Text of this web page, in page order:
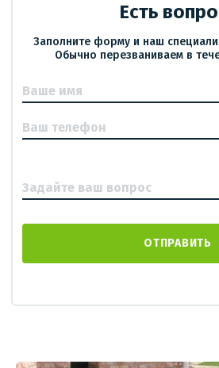
Есть
Заполните форму и наш
Обычно перезваниваем в
ОТПРАВИТЬ